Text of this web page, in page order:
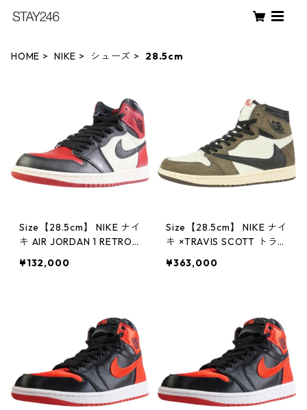
HOME NIKE シューズ 28.5cm
Size【28.5cm】 NIKE ナイ
キ AIR JORDAN 1 RETRO
88-610 スニーカー 黒赤
¥132,000
Size【28.5cm】 NIKE ナイ
キ ×TRAVIS SCOTT トラ
AN エアジョーダン 1 HIGH
¥363,000